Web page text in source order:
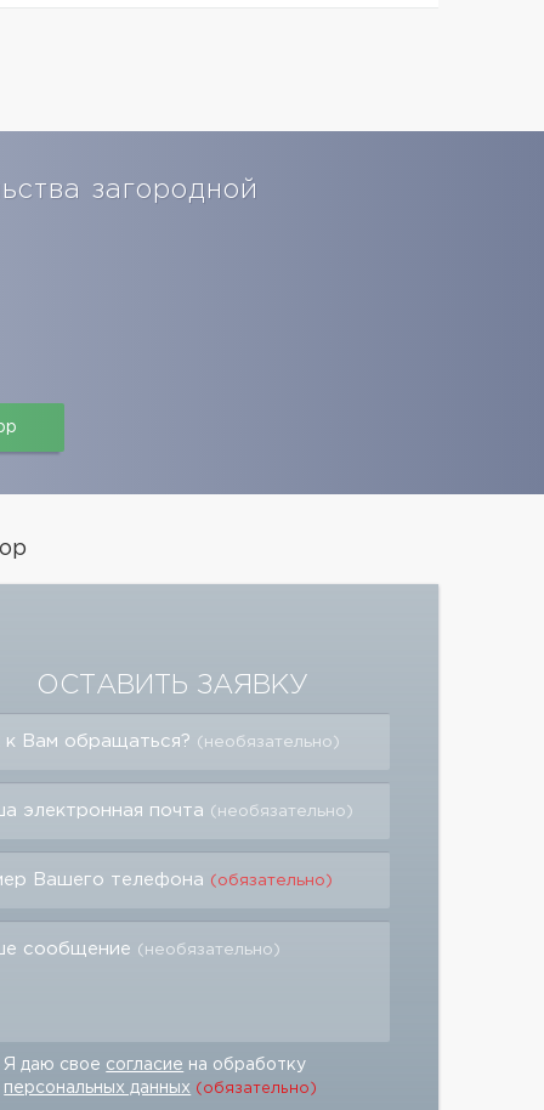
загородной
ОСТАВИТЬ ЗАЯВКУ
к Вам обращаться? (необязательно)
электронная почта (необязательно)
Вашего телефона (обязательно)
сообщение (необязательно)
Я даю свое согласие на обработку
персональных данных (обязательно)